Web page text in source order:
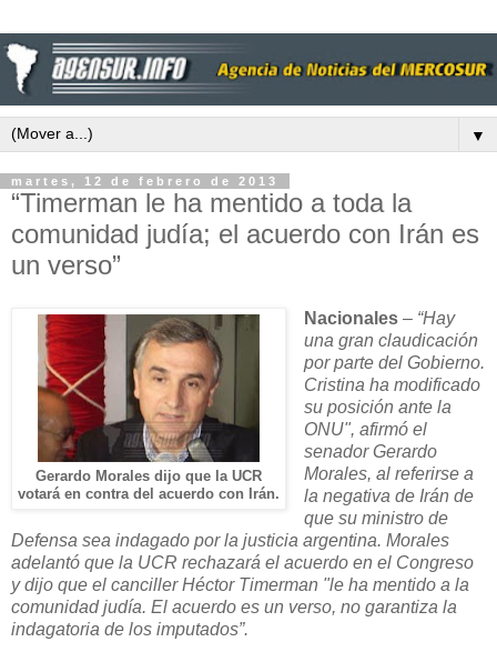
▼
martes, 12 de febrero de 2013
“Timerman le ha mentido a toda la
comunidad judía; el acuerdo con Irán es
un verso”
Gerardo Morales dijo que la UCR
votará en contra del acuerdo con Irán.
Nacionales– “Hay
una gran claudicación
por parte del Gobierno.
Cristina ha modificado
su posición ante la
ONU", afirmó el
senador Gerardo
Morales, al referirse a
la negativa de Irán de
que su ministro de
Defensa sea indagado por la justicia argentina. Morales
adelantó que la UCR rechazará el acuerdo en el Congreso
y dijo que el canciller Héctor Timerman "le ha mentido a la
comunidad judía. El acuerdo es un verso, no garantiza la
indagatoria de los imputados”.